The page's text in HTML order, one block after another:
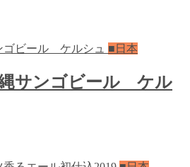
■日本
サンゴビール ケル